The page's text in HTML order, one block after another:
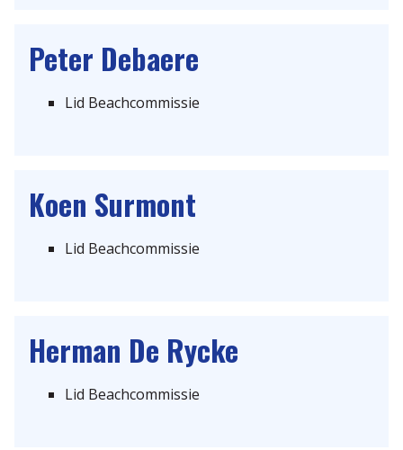
Peter Debaere
Lid Beachcommissie
Koen Surmont
Lid Beachcommissie
Herman De Rycke
Lid Beachcommissie